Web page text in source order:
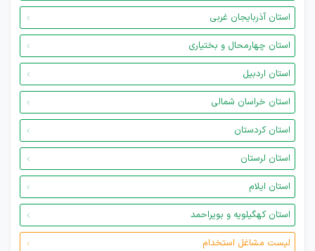
استان آذربایجان غربی
استان چهارمحال و بختیاری
استان اردبیل
استان خراسان شمالی
استان کردستان
استان لرستان
استان ایلام
استان کهگیلویه و بویراحمد
لیست مشاغل استخدام